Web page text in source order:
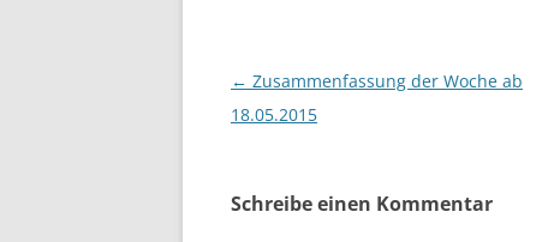
Beitragsnavigation
← Zusammenfassung der Woche ab
18.05.2015
Schreibe einen Kommentar